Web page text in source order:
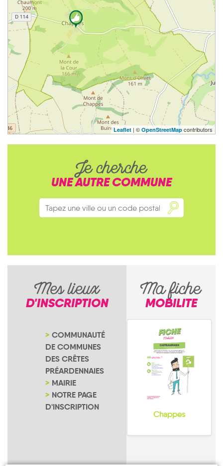
Leaflet | © OpenStreetMap contributors
Je cherche
UNE AUTRE COMMUNE
Mes lieux
D'INSCRIPTION
COMMUNAUTÉ
DE COMMUNES
DES CRÊTES
PRÉARDENNAIES
MAIRIE
NOTRE PAGE
D'INSCRIPTION
Ma fiche
MOBILITE
Chappes